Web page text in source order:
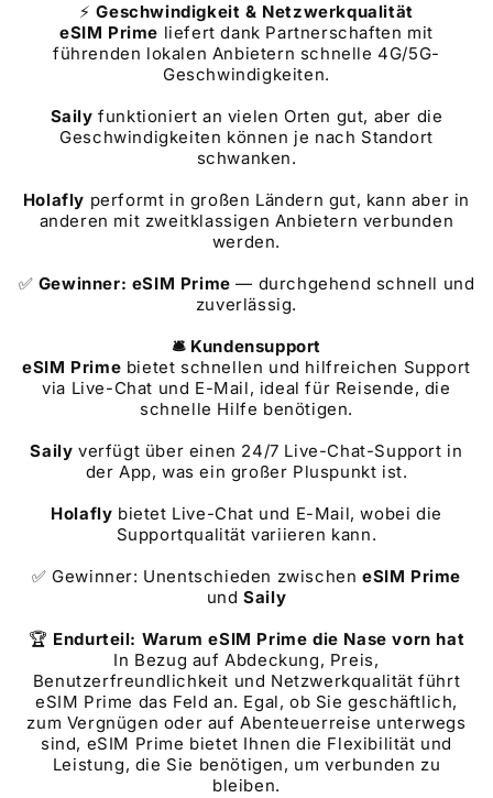
⚡Geschwindigkeit & Netzwerkqualität
eSIM Prime liefert dank Partnerschaften mit
führenden lokalen Anbietern schnelle 4G/5G-
Geschwindigkeiten.
Saily funktioniert an vielen Orten gut, aber die
Geschwindigkeiten können je nach Standort
schwanken.
Holafly performt in großen Ländern gut, kann aber in
anderen mit zweitklassigen Anbietern verbunden
werden.
✅ Gewinner: eSIM Prime— durchgehend schnell und
zuverlässig.
🛎️ Kundensupport
eSIM Prime bietet schnellen und hilfreichen Support
via Live-Chat und E-Mail, ideal für Reisende, die
schnelle Hilfe benötigen.
Saily verfügt über einen 24/7 Live-Chat-Support in
der App, was ein großer Pluspunkt ist.
Holafly bietet Live-Chat und E-Mail, wobei die
Supportqualität variieren kann.
✅ Gewinner: Unentschieden zwischen eSIM Prime
undSaily
🏆 Endurteil: Warum eSIM Prime die Nase vorn hat
In Bezug auf Abdeckung, Preis,
Benutzerfreundlichkeit und Netzwerkqualität führt
eSIM Prime das Feld an. Egal, ob Sie geschäftlich,
zum Vergnügen oder auf Abenteuerreise unterwegs
sind, eSIM Prime bietet Ihnen die Flexibilität und
Leistung, die Sie benötigen, um verbunden zu
bleiben.